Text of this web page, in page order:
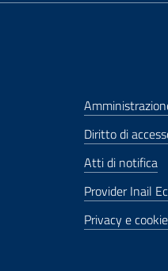
Diritto di
Atti di notifica
Provider Inail
Privacy e cookie